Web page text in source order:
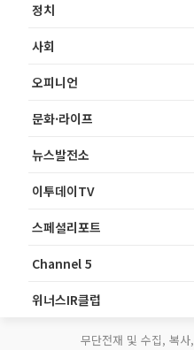
정치
사회
오피니언
문화·라이프
뉴스발전소
이투데이TV
스페셜리포트
Channel 5
위너스IR클럽
무단전재 및 수집, 복